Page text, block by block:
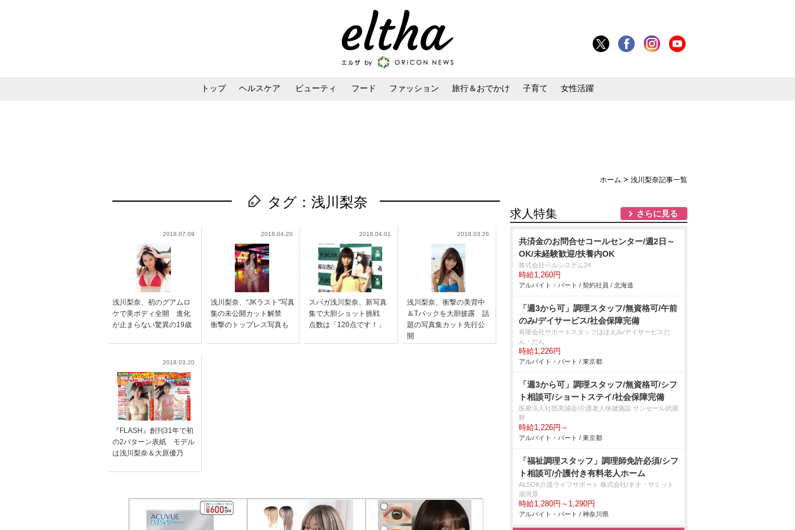
トップ ヘルスケア ビューティ フード ファッション 旅行＆おでかけ 子育て 女性活躍
ホーム > 浅川梨奈記事一覧
タグ：浅川梨奈
2018.07.09
浅川梨奈、初のグアムロ
ケで美ボディ全開 進化
が止まらない驚異の19歳
2018.04.20
浅川梨奈、“JKラスト”写真
集の未公開カット解禁
衝撃のトップレス写真も
2018.04.01
スパガ浅川梨奈、新写真
集で大胆ショット挑戦
点数は「120点です！」
2018.03.26
浅川梨奈、衝撃の美背中
＆Tバックを大胆披露 話
題の写真集カット先行公
開
2018.03.20
『FLASH』創刊31年で初
の2パターン表紙 モデル
は浅川梨奈＆大原優乃
求人特集 さらに見る
共済金のお問合せコールセンター/週2日～
OK/未経験歓迎/扶養内OK
株式会社ベルシステム24
時給1,260円
アルバイト・パート / 契約社員 / 北海道
「週3から可」調理スタッフ/無資格可/午前
のみ/デイサービス/社会保障完備
有限会社サポートスタッフほほえみ/デイサービスだ
ん・だん
時給1,226円
アルバイト・パート / 東京都
「週3から可」調理スタッフ/無資格可/シフ
ト相談可/ショートステイ/社会保障完備
医療法人社団美誠会/介護老人保健施設 サンセール武蔵
野
時給1,226円～
アルバイト・パート / 東京都
「福祉調理スタッフ」調理師免許必須/シフ
ト相談可/介護付き有料老人ホーム
ALSOK介護ライフサポート 株式会社/ネオ・サミット
湯河原
時給1,280円～1,290円
アルバイト・パート / 神奈川県